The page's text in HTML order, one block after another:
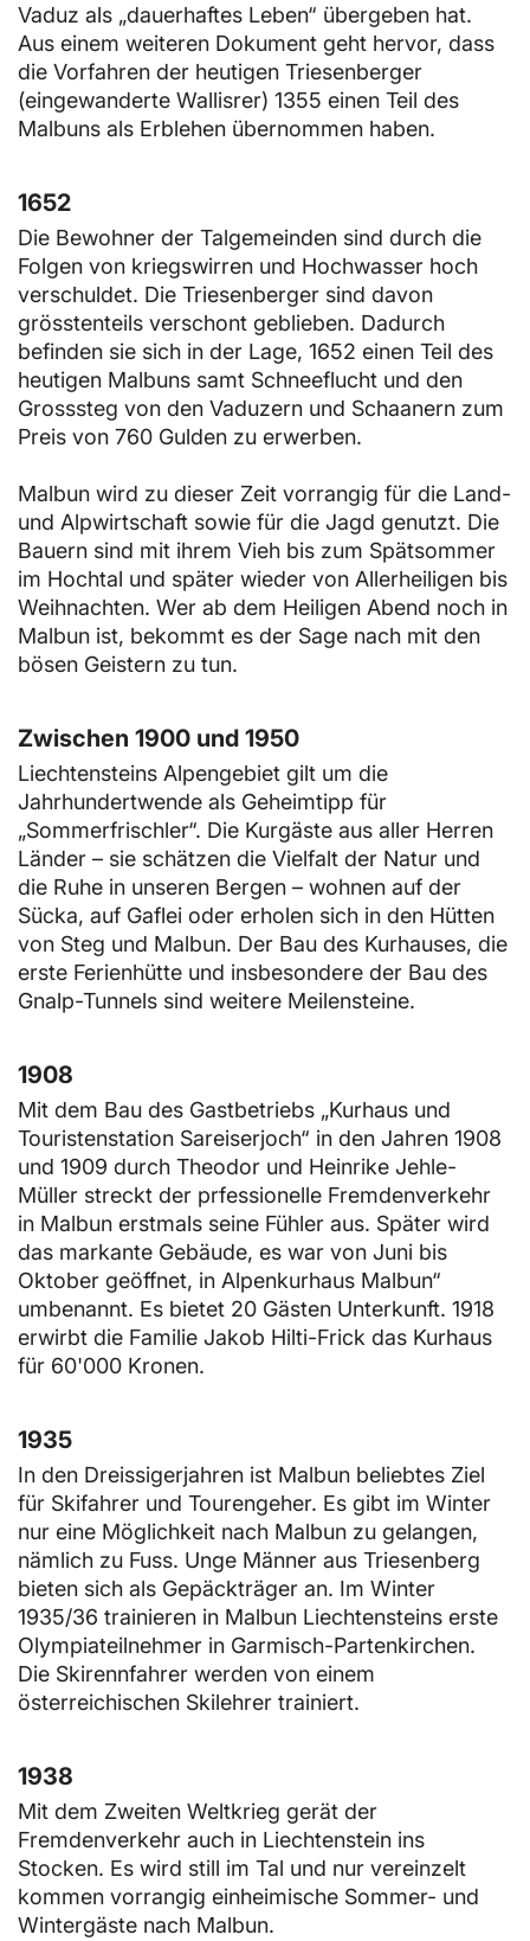
Vaduz als „dauerhaftes Leben“ übergeben hat.
Aus einem weiteren Dokument geht hervor, dass
die Vorfahren der heutigen Triesenberger
(eingewanderte Wallisrer) 1355 einen Teil des
Malbuns als Erblehen übernommen haben.
1652
Die Bewohner der Talgemeinden sind durch die
Folgen von kriegswirren und Hochwasser hoch
verschuldet. Die Triesenberger sind davon
grösstenteils verschont geblieben. Dadurch
befinden sie sich in der Lage, 1652 einen Teil des
heutigen Malbuns samt Schneeflucht und den
Grosssteg von den Vaduzern und Schaanern zum
Preis von 760 Gulden zu erwerben.
Malbun wird zu dieser Zeit vorrangig für die Land-
und Alpwirtschaft sowie für die Jagd genutzt. Die
Bauern sind mit ihrem Vieh bis zum Spätsommer
im Hochtal und später wieder von Allerheiligen bis
Weihnachten. Wer ab dem Heiligen Abend noch in
Malbun ist, bekommt es der Sage nach mit den
bösen Geistern zu tun.
Zwischen 1900 und 1950
Liechtensteins Alpengebiet gilt um die
Jahrhundertwende als Geheimtipp für
„Sommerfrischler“. Die Kurgäste aus aller Herren
Länder – sie schätzen die Vielfalt der Natur und
die Ruhe in unseren Bergen – wohnen auf der
Sücka, auf Gaflei oder erholen sich in den Hütten
von Steg und Malbun. Der Bau des Kurhauses, die
erste Ferienhütte und insbesondere der Bau des
Gnalp-Tunnels sind weitere Meilensteine.
1908
Mit dem Bau des Gastbetriebs „Kurhaus und
Touristenstation Sareiserjoch“ in den Jahren 1908
und 1909 durch Theodor und Heinrike Jehle-
Müller streckt der prfessionelle Fremdenverkehr
in Malbun erstmals seine Fühler aus. Später wird
das markante Gebäude, es war von Juni bis
Oktober geöffnet, in Alpenkurhaus Malbun“
umbenannt. Es bietet 20 Gästen Unterkunft. 1918
erwirbt die Familie Jakob Hilti-Frick das Kurhaus
für 60'000 Kronen.
1935
In den Dreissigerjahren ist Malbun beliebtes Ziel
für Skifahrer und Tourengeher. Es gibt im Winter
nur eine Möglichkeit nach Malbun zu gelangen,
nämlich zu Fuss. Unge Männer aus Triesenberg
bieten sich als Gepäckträger an. Im Winter
1935/36 trainieren in Malbun Liechtensteins erste
Olympiateilnehmer in Garmisch-Partenkirchen.
Die Skirennfahrer werden von einem
österreichischen Skilehrer trainiert.
1938
Mit dem Zweiten Weltkrieg gerät der
Fremdenverkehr auch in Liechtenstein ins
Stocken. Es wird still im Tal und nur vereinzelt
kommen vorrangig einheimische Sommer- und
Wintergäste nach Malbun.